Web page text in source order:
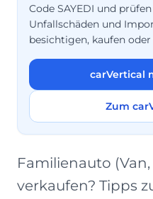
Code SAYEDI und
Unfallschäden und
besichtigen, kaufen oder
carVertical
Zum
Familienauto (Van,
verkaufen? Tipps